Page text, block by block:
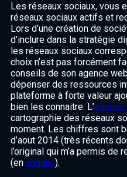
Les réseaux sociaux, vous
réseaux sociaux actifs et
Lors d’une création de
d’inclure dans la stratégie
les réseaux sociaux
choix n’est pas forcément
conseils de son agence
dépenser des ressources
plateforme à forte valeur
bien les connaitre. L’agence
cartographie des réseaux
moment. Les chiffres sont
d’aout 2014 (très récents
l’original qui m’a permis
(en anglais).